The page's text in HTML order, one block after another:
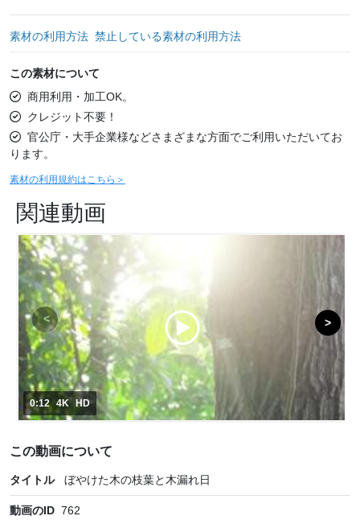
素材の利用方法 禁止している素材の利用方法
この素材について
商用利用・加工OK。
クレジット不要！
官公庁・大手企業様などさまざまな方面でご利用いただいてお
ります。
素材の利用規約はこちら＞
関連動画
0:12 4K HD
この動画について
タイトル ぼやけた木の枝葉と木漏れ日
動画のID 762